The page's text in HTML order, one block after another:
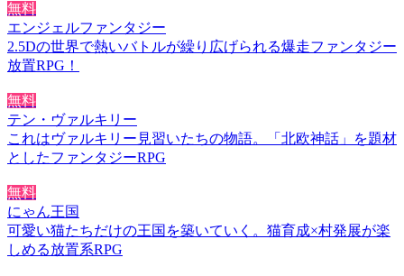
無料
エンジェルファンタジー
2.5Dの世界で熱いバトルが繰り広げられる爆走ファンタジー
放置RPG！
無料
テン・ヴァルキリー
これはヴァルキリー見習いたちの物語。「北欧神話」を題材
としたファンタジーRPG
無料
にゃん王国
可愛い猫たちだけの王国を築いていく。猫育成×村発展が楽
しめる放置系RPG